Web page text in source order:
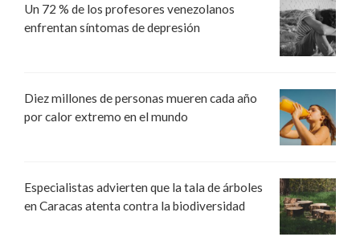
Un 72 % de los profesores venezolanos
enfrentan síntomas de depresión
Diez millones de personas mueren cada año
por calor extremo en el mundo
Especialistas advierten que la tala de árboles
en Caracas atenta contra la biodiversidad